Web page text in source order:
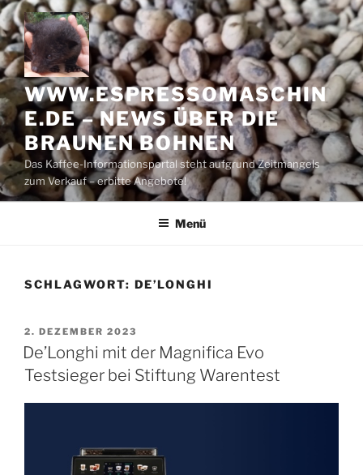
Zum
Inhalt
springen
WWW.ESPRESSOMASCHIN
E.DE – NEWS ÜBER DIE
BRAUNEN BOHNEN
Das Kaffee-Informationsportal steht aufgrund Zeitmangels
zum Verkauf – erbitte Angebote!
Menü
SCHLAGWORT: DE’LONGHI
VERÖFFENTLICHT
AM
2. DEZEMBER 2023
De’Longhi mit der Magnifica Evo
Testsieger bei Stiftung Warentest